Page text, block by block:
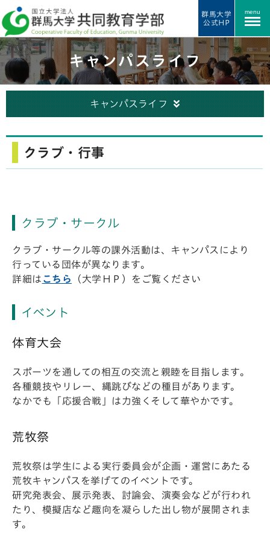
menu
群馬大学
公式HP
キャンパスライフ
キャンパスライフ
クラブ・行事
クラブ・サークル
クラブ・サークル等の課外活動は、キャンパスにより
行っている団体が異なります。
詳細は こちら （大学ＨＰ）をご覧ください
イベント
体育大会
スポーツを通しての相互の交流と親睦を目指します。
各種競技やリレー、縄跳びなどの種目があります。
なかでも「応援合戦」は力強くそして華やかです。
荒牧祭
荒牧祭は学生による実行委員会が企画・運営にあたる
荒牧キャンパスを挙げてのイベントです。
研究発表会、展示発表、討論会、演奏会などが行われ
たり、模擬店など趣向を凝らした出し物が展開されま
す。